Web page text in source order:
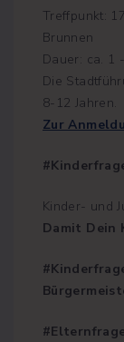
Treffpunkt:
Brunnen
Dauer: ca. 1
Die
8-12 Jahren.
Zur
Kinder- und
Damit Dein